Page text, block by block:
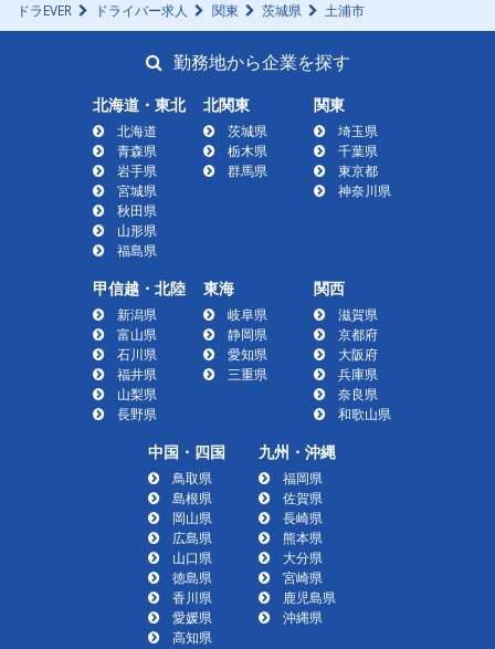
ドラEVER ドライバー求人 関東 茨城県 土浦市
勤務地から企業を探す
北海道・東北
北海道
青森県
岩手県
宮城県
秋田県
山形県
福島県
北関東
茨城県
栃木県
群馬県
関東
埼玉県
千葉県
東京都
神奈川県
甲信越・北陸
新潟県
富山県
石川県
福井県
山梨県
長野県
東海
岐阜県
静岡県
愛知県
三重県
関西
滋賀県
京都府
大阪府
兵庫県
奈良県
和歌山県
中国・四国
鳥取県
島根県
岡山県
広島県
山口県
徳島県
香川県
愛媛県
高知県
九州・沖縄
福岡県
佐賀県
長崎県
熊本県
大分県
宮崎県
鹿児島県
沖縄県